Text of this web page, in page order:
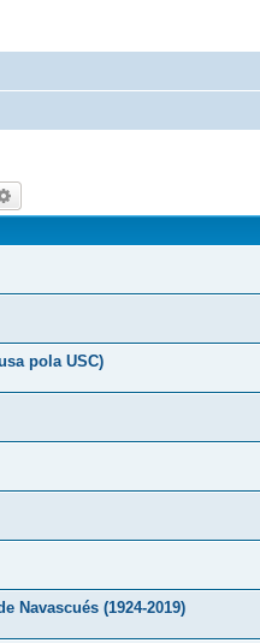
pola USC)
Navascués (1924-2019)